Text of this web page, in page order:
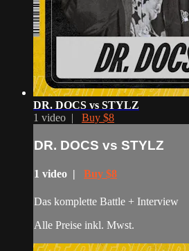
DR. DOCS vs STYLZ
1 video | Buy $8
DR. DOCS vs STYLZ
1 video | Buy $8
Das komplette Battle + Interview
Alle Preise inkl. Mwst.